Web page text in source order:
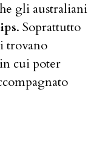
gli australiani
. Soprattutto
trovano
cui poter